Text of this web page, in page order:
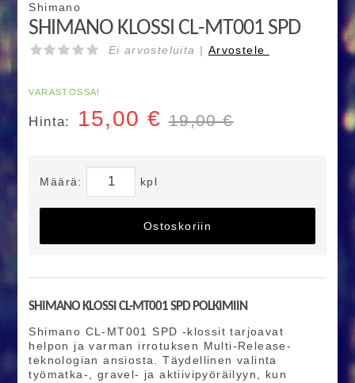
Shimano
SHIMANO KLOSSI CL-MT001 SPD
Ei arvosteluita | Arvostele
VARASTOSSA!
Hinta: 15,00 € 19,00 €
Määrä: kpl
Ostoskoriin
SHIMANO KLOSSI CL-MT001 SPD POLKIMIIN
Shimano CL-MT001 SPD -klossit tarjoavat
helpon ja varman irrotuksen Multi-Release-
teknologian ansiosta. Täydellinen valinta
työmatka-, gravel- ja aktiivipyöräilyyn, kun